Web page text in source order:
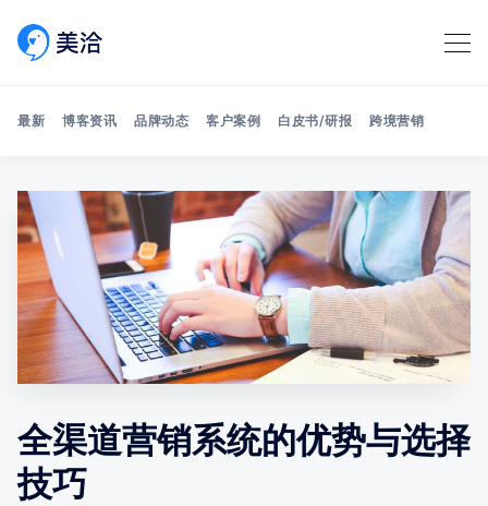
Search 美洽博客
最新 博客资讯 品牌动态 客户案例 白皮书/研报 跨境营销
全渠道营销系统的优势与选择
技巧